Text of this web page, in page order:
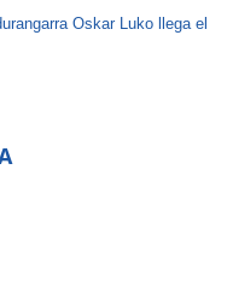
Oskar Luko llega el